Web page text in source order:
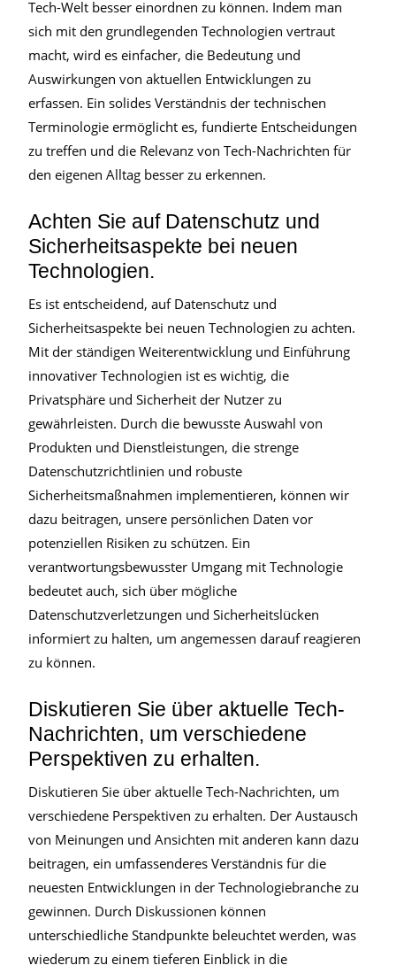
Tech-Welt besser einordnen zu können. Indem man
sich mit den grundlegenden Technologien vertraut
macht, wird es einfacher, die Bedeutung und
Auswirkungen von aktuellen Entwicklungen zu
erfassen. Ein solides Verständnis der technischen
Terminologie ermöglicht es, fundierte Entscheidungen
zu treffen und die Relevanz von Tech-Nachrichten für
den eigenen Alltag besser zu erkennen.
Achten Sie auf Datenschutz und
Sicherheitsaspekte bei neuen
Technologien.
Es ist entscheidend, auf Datenschutz und
Sicherheitsaspekte bei neuen Technologien zu achten.
Mit der ständigen Weiterentwicklung und Einführung
innovativer Technologien ist es wichtig, die
Privatsphäre und Sicherheit der Nutzer zu
gewährleisten. Durch die bewusste Auswahl von
Produkten und Dienstleistungen, die strenge
Datenschutzrichtlinien und robuste
Sicherheitsmaßnahmen implementieren, können wir
dazu beitragen, unsere persönlichen Daten vor
potenziellen Risiken zu schützen. Ein
verantwortungsbewusster Umgang mit Technologie
bedeutet auch, sich über mögliche
Datenschutzverletzungen und Sicherheitslücken
informiert zu halten, um angemessen darauf reagieren
zu können.
Diskutieren Sie über aktuelle Tech-
Nachrichten, um verschiedene
Perspektiven zu erhalten.
Diskutieren Sie über aktuelle Tech-Nachrichten, um
verschiedene Perspektiven zu erhalten. Der Austausch
von Meinungen und Ansichten mit anderen kann dazu
beitragen, ein umfassenderes Verständnis für die
neuesten Entwicklungen in der Technologiebranche zu
gewinnen. Durch Diskussionen können
unterschiedliche Standpunkte beleuchtet werden, was
wiederum zu einem tieferen Einblick in die